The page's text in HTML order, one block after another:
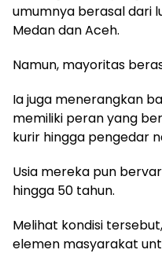
umumnya berasal dari
Medan dan Aceh.
Namun, mayoritas
Ia juga menerangkan
memiliki peran yang
kurir hingga pengedar
Usia mereka pun
hingga 50 tahun.
Melihat kondisi
elemen masyarakat